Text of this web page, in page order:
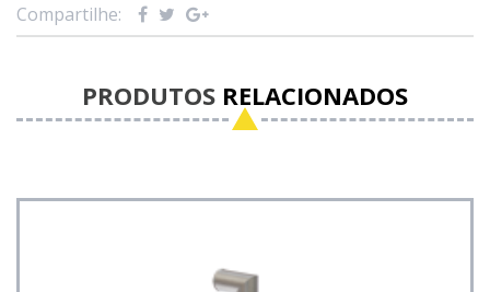
Compartilhe:
PRODUTOS RELACIONADOS